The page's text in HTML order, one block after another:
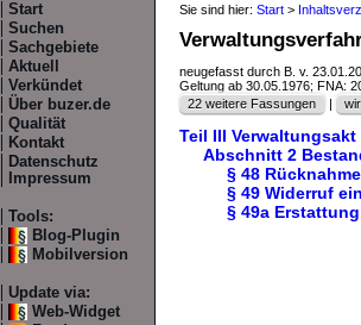
Start
Suchen
Sachgebiete
Aktuell
Verkündet
Über buzer.de
Qualität
Kontakt
Datenschutz
Impressum
Tools:
Blog-Plugin
Mobilversion
Update via:
Web-Widget
Sie sind hier: Start >
neugefasst durch B. v.
Geltung ab 30.05.1976; FNA:
22 weitere Fassungen
|
Teil III Verwaltungsakt
Abschnitt 2
§ 48
§ 49 Widerruf
§ 49a